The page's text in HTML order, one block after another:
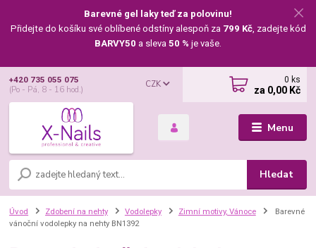
Barevné gel laky teď za polovinu!
Přidejte do košíku své oblíbené odstíny alespoň za 799 Kč, zadejte kód
BARVY50 a sleva 50 % je vaše.
Menu
CZK
Hledat
+420 735 055 075
(Po - Pá, 8 - 16 hod.)
0 ks
za 0,00 Kč
Úvod Zdobení na nehty Vodolepky Zimní motivy, Vánoce
Barevné
vánoční vodolepky na nehty BN1392